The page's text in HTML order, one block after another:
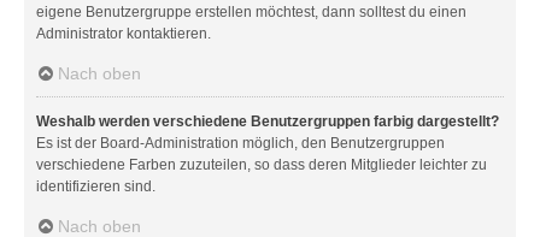
eigene Benutzergruppe erstellen möchtest, dann solltest du einen
Administrator kontaktieren.
Nach oben
Weshalb werden verschiedene Benutzergruppen farbig dargestellt?
Es ist der Board-Administration möglich, den Benutzergruppen
verschiedene Farben zuzuteilen, so dass deren Mitglieder leichter zu
identifizieren sind.
Nach oben